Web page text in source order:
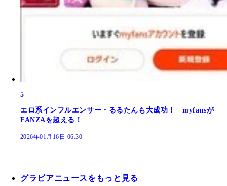
5
エロ系インフルエンサー・るるたんも大成功！ myfansが
FANZAを超える！
2026年01月16日 06:30
グラビアニュースをもっと見る